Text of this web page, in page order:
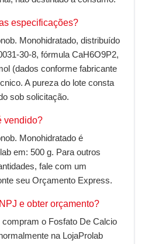
especificações?
Monohidratado, distribuído
30-8, fórmula CaH6O9P2,
(dados conforme fabricante
A pureza do lote consta
sob solicitação.
vendido?
Monohidratado é
em: 500 g. Para outros
fale com um
seu Orçamento Express.
e obter orçamento?
o Fosfato De Calcio
na LojaProlab